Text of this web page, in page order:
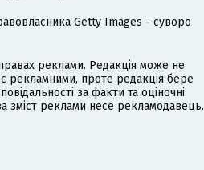
Getty Images - суворо
реклами. Редакція може не
рекламними, проте редакція бере
за факти та оціночні
зміст реклами несе рекламодавець.